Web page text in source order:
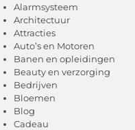
Alarmsysteem
Architectuur
Attracties
Auto’s en Motoren
Banen en opleidingen
Beauty en verzorging
Bedrijven
Bloemen
Blog
Cadeau